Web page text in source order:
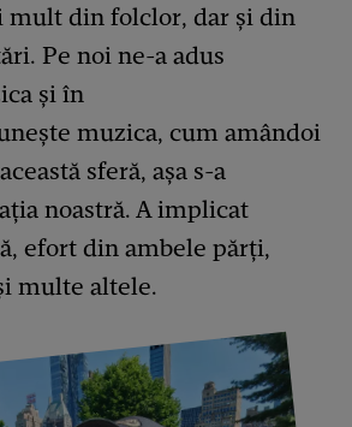
mult din folclor, dar și din
Pe noi ne-a adus
și în
muzica, cum amândoi
sferă, așa s-a
noastră. A implicat
efort din ambele părți,
multe altele.